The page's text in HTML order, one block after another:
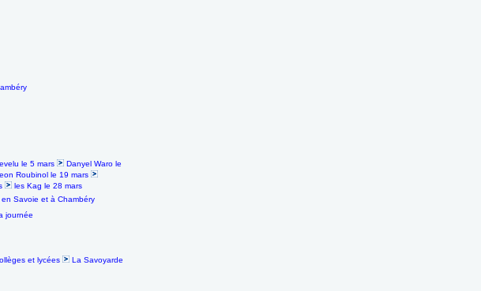
le 5 mars
Danyel Waro le
Roubinol le 19 mars
les Kag le 28 mars
Savoie et à Chambéry
journée
et lycées
La Savoyarde